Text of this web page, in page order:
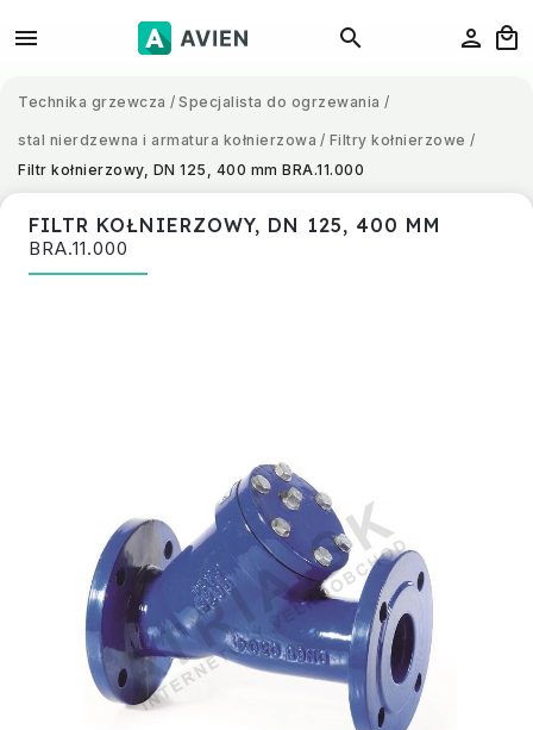
Technika grzewcza / Specjalista do ogrzewania /
stal nierdzewna i armatura kołnierzowa / Filtry kołnierzowe /
Filtr kołnierzowy, DN 125, 400 mm BRA.11.000
FILTR KOŁNIERZOWY, DN 125, 400 MM
BRA.11.000